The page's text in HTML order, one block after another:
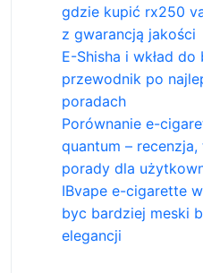
gdzie kupić rx250
z gwarancją jakości
E-Shisha i wkład
przewodnik po
poradach
Porównanie e-
quantum –
porady dla
IBvape e-cigarette
byc bardziej meski
elegancji